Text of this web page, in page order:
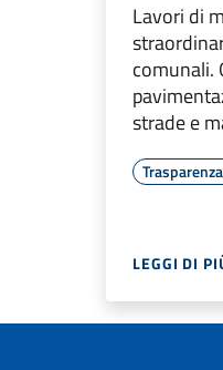
Lavori di
comunali.
strade e
LEGGI DI